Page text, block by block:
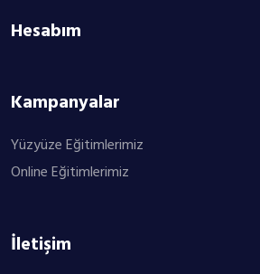
Hesabım
Kampanyalar
Yüzyüze Eğitimlerimiz
Online Eğitimlerimiz
İletişim